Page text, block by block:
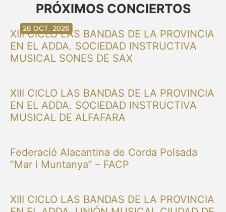
PRÓXIMOS CONCIERTOS
XIII CICLO LAS BANDAS DE LA PROVINCIA
EN EL ADDA. SOCIEDAD INSTRUCTIVA
MUSICAL SONES DE SAX
30 AG. 2026
XIII CICLO LAS BANDAS DE LA PROVINCIA
EN EL ADDA. SOCIEDAD INSTRUCTIVA
MUSICAL DE ALFAFARA
30 AG. 2026
Federació Alacantina de Corda Polsada
“Mar i Muntanya” – FACP
13 SET. 2026
XIII CICLO LAS BANDAS DE LA PROVINCIA
20 SET. 2026
20 SET. 2026
26 SET. 2026
03 OCT. 2026
16 OCT. 2026
26 OCT. 2026